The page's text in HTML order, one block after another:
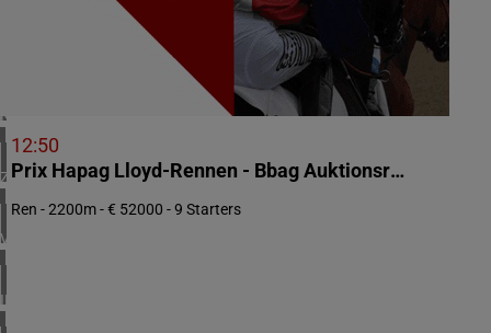
NOORWEGEN
2 meeting(s)
ZUID-AFRIKA
1 meeting(s)
VERENIGD KONINKRIJK
3 meeting(s)
IERLAND
2 meeting(s)
12:50
Prix Hapag Lloyd-Rennen - Bbag Auktionsrennen - ...
Ren - 2200m - € 52000 - 9 Starters